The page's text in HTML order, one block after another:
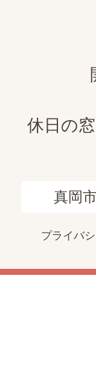
休日の
真岡
プライバ